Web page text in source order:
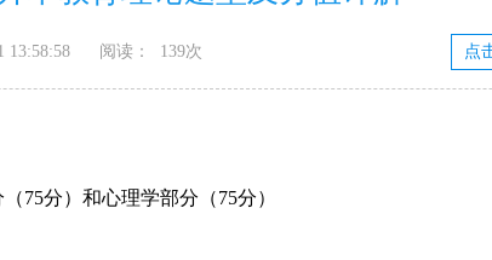
13:58:58 阅读： 139次
75分）和心理学部分（75分）